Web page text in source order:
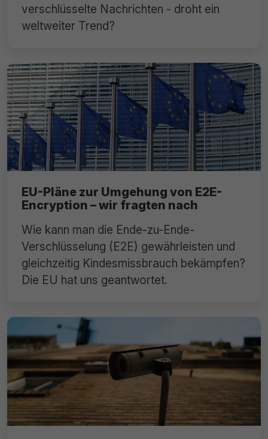
verschlüsselte Nachrichten - droht ein
weltweiter Trend?
EU-Pläne zur Umgehung von E2E-
Encryption – wir fragten nach
Wie kann man die Ende-zu-Ende-
Verschlüsselung (E2E) gewährleisten und
gleichzeitig Kindesmissbrauch bekämpfen?
Die EU hat uns geantwortet.